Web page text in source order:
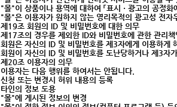
"몰"이 상품이나 용역에 대하여 「표시ㆍ광고의 공정
"몰"은 이용자가 원하지 않는 영리목적의 광고성 전자
제19조 회원의 ID 및 비밀번호에 대한 의무
제17조의 경우를 제외한 ID와 비밀번호에 관한 관리
회원은 자신의 ID 및 비밀번호를 제3자에게 이용하게
회원이 자신의 ID 및 비밀번호를 도난당하거나 제3
제20조 이용자의 의무
이용자는 다음 행위를 하여서는 안됩니다.
신청 또는 변경시 허위 내용의 등록
타인의 정보 도용
"몰"에 게시된 정보의 변경